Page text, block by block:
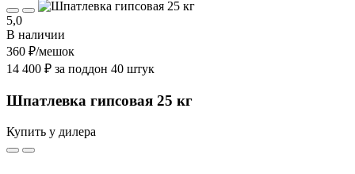
5,0
В наличии
360 ₽/мешок
14 400 ₽ за поддон 40 штук
Шпатлевка гипсовая 25 кг
Купить у дилера